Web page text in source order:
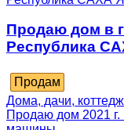
Продаю дом в
Республика
Продам
Дома, дачи,
Продаю дом 2021 г.